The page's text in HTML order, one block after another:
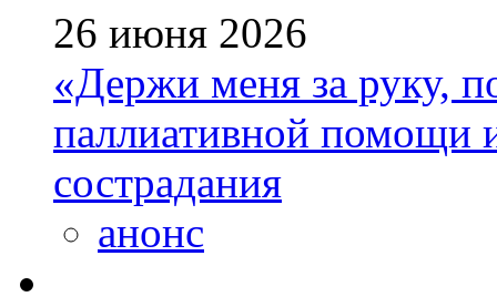
26 июня 2026
«Держи меня за руку,
паллиативной помощи
сострадания
анонс